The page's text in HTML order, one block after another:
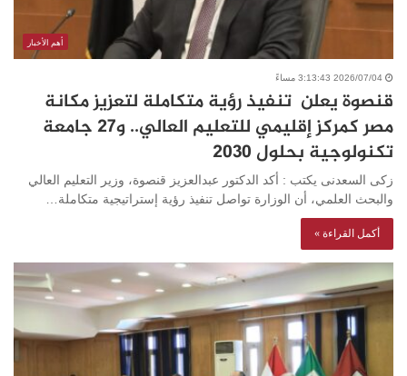
أهم الأخبار
2026/07/04 3:13:43 مساءً
قنصوة يعلن تنفيذ رؤية متكاملة لتعزيز مكانة
مصر كمركز إقليمي للتعليم العالي.. و27 جامعة
تكنولوجية بحلول 2030
زكى السعدنى يكتب : أكد الدكتور عبدالعزيز قنصوة، وزير التعليم العالي
والبحث العلمي، أن الوزارة تواصل تنفيذ رؤية إستراتيجية متكاملة…
أكمل القراءة »